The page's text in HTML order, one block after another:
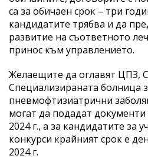
са за обичаен срок – три
кандидатите трябва и да
развитие на съответното
принос към управлението.
Желаещите да оглавят ЦПЗ,
Специализираната болница
пневмофтизиатрични
могат да подадат
2024 г., а за кандидатите за
конкурси крайният срок е
2024 г.